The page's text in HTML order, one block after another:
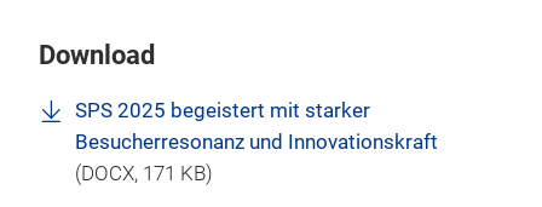
Download
SPS 2025 begeistert mit starker
Besucherresonanz und Innovationskraft
(DOCX, 171 KB)